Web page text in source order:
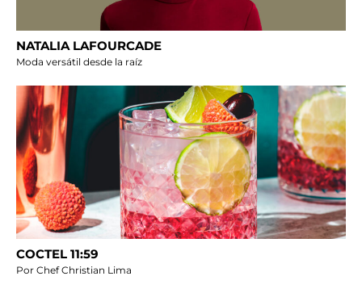
NATALIA LAFOURCADE
Moda versátil desde la raíz
COCTEL 11:59
Por Chef Christian Lima